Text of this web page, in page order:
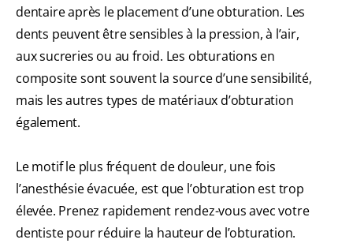
dentaire après le placement d’une obturation. Les
dents peuvent être sensibles à la pression, à l’air,
aux sucreries ou au froid. Les obturations en
composite sont souvent la source d’une sensibilité,
mais les autres types de matériaux d’obturation
également.
Le motif le plus fréquent de douleur, une fois
l’anesthésie évacuée, est que l’obturation est trop
élevée. Prenez rapidement rendez-vous avec votre
dentiste pour réduire la hauteur de l’obturation.